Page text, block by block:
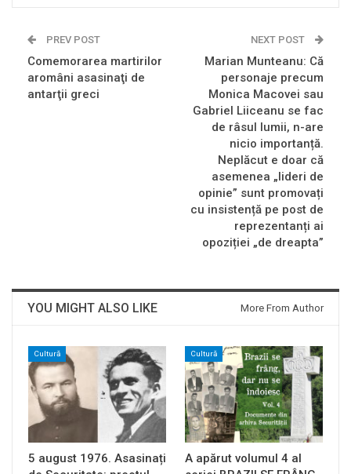
PREV POST
Comemorarea martirilor
aromâni asasinaţi de
antarţii greci
NEXT POST
Marian Munteanu: Că
personaje precum
Monica Macovei sau
Gabriel Liiceanu se fac
de râsul lumii, n-are
nicio importanță.
Neplăcut e doar că
asemenea „lideri de
opinie” sunt promovați
cu insistență pe post de
reprezentanți ai
opoziției „de dreapta”
YOU MIGHT ALSO LIKE More From Author
Cultură
5 august 1976. Asasinați
Cultură
A apărut volumul 4 al